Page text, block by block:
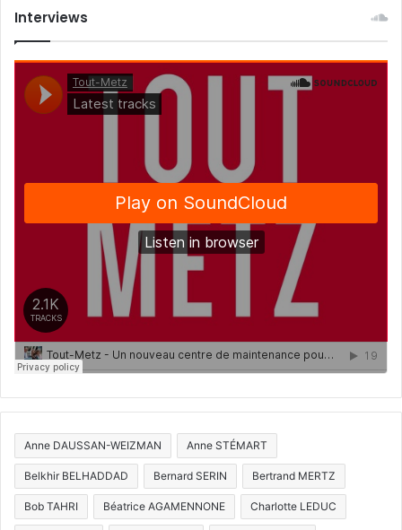
Interviews
Anne DAUSSAN-WEIZMAN Anne STÉMART
Belkhir BELHADDAD Bernard SERIN Bertrand MERTZ
Bob TAHRI Béatrice AGAMENNONE Charlotte LEDUC